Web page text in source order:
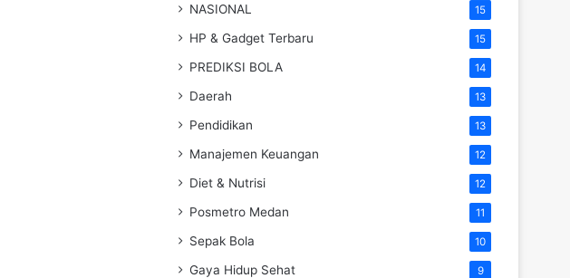
NASIONAL 15
HP & Gadget Terbaru 15
PREDIKSI BOLA 14
Daerah 13
Pendidikan 13
Manajemen Keuangan 12
Diet & Nutrisi 12
Posmetro Medan 11
Sepak Bola 10
Gaya Hidup Sehat 9